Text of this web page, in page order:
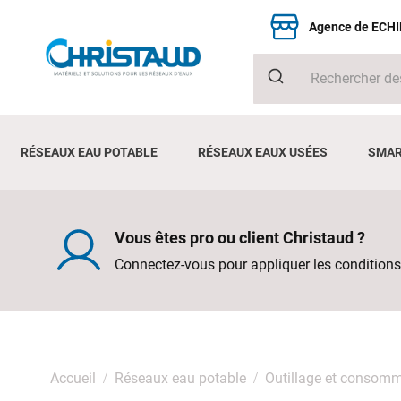
Agence de
RÉSEAUX EAU POTABLE RÉSEAUX EAUX USÉES
Vous êtes pro ou client Christaud ?
Connectez-vous pour appliquer les
Accueil Réseaux eau potable Outillage et